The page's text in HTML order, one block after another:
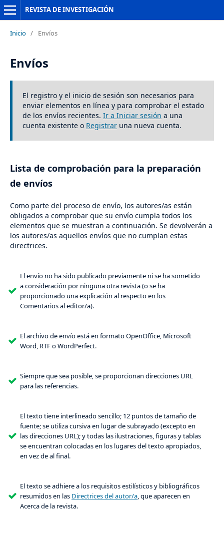
REVISTA DE INVESTIGACIÓN
Inicio / Envíos
Envíos
El registro y el inicio de sesión son necesarios para
enviar elementos en línea y para comprobar el estado
de los envíos recientes. Ir a Iniciar sesión a una
cuenta existente o Registraruna nueva cuenta.
Lista de comprobación para la preparación
de envíos
Como parte del proceso de envío, los autores/as están
obligados a comprobar que su envío cumpla todos los
elementos que se muestran a continuación. Se devolverán a
los autores/as aquellos envíos que no cumplan estas
directrices.
El envío no ha sido publicado previamente ni se ha sometido
a consideración por ninguna otra revista (o se ha
proporcionado una explicación al respecto en los
Comentarios al editor/a).
El archivo de envío está en formato OpenOffice, Microsoft
Word, RTF o WordPerfect.
Siempre que sea posible, se proporcionan direcciones URL
para las referencias.
El texto tiene interlineado sencillo; 12 puntos de tamaño de
fuente; se utiliza cursiva en lugar de subrayado (excepto en
las direcciones URL); y todas las ilustraciones, figuras y tablas
se encuentran colocadas en los lugares del texto apropiados,
en vez de al final.
El texto se adhiere a los requisitos estilísticos y bibliográficos
resumidos en las Directrices del autor/a, que aparecen en
Acerca de la revista.